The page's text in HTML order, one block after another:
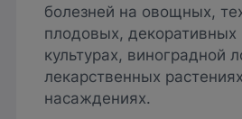
болезней на овощных,
плодовых, декоративных
культурах, виноградной
лекарственных
насаждениях.